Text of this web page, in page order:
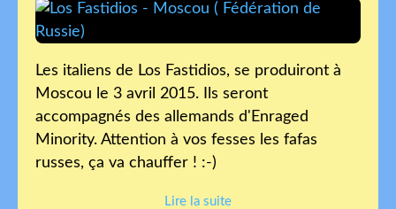
Les italiens de Los Fastidios, se produiront à
Moscou le 3 avril 2015. Ils seront
accompagnés des allemands d'Enraged
Minority. Attention à vos fesses les fafas
russes, ça va chauffer ! :-)
Lire la suite